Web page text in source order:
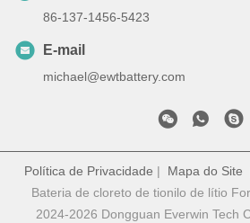
86-137-1456-5423
E-mail
michael@ewtbattery.com
Política de Privacidade | Mapa do Site
Bateria de cloreto de tionilo de lítio
2024-2026 Dongguan Everwin Tech